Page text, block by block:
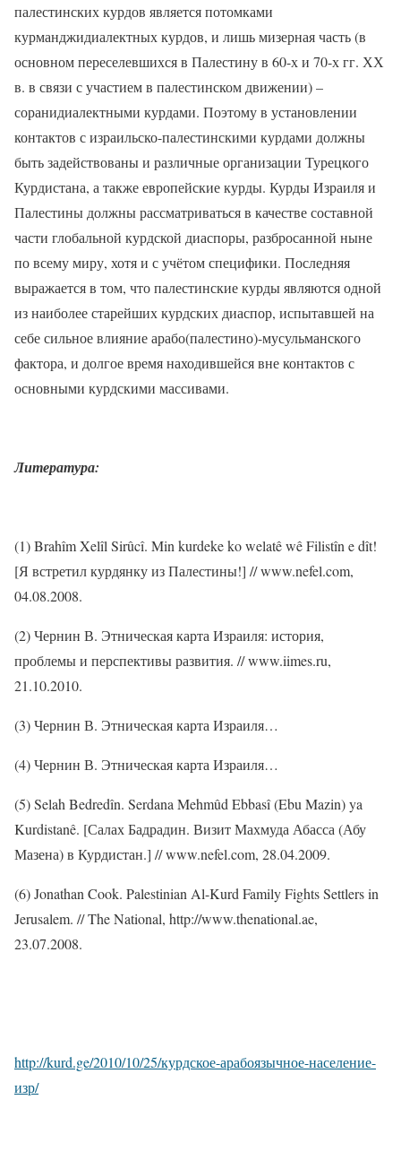
палестинских курдов является потомками
курманджидиалектных курдов, и лишь мизерная часть (в
основном переселевшихся в Палестину в 60-х и 70-х гг. ХХ
в. в связи с участием в палестинском движении) –
соранидиалектными курдами. Поэтому в установлении
контактов с израильско-палестинскими курдами должны
быть задействованы и различные организации Турецкого
Курдистана, а также европейские курды. Курды Израиля и
Палестины должны рассматриваться в качестве составной
части глобальной курдской диаспоры, разбросанной ныне
по всему миру, хотя и с учётом специфики. Последняя
выражается в том, что палестинские курды являются одной
из наиболее старейших курдских диаспор, испытавшей на
себе сильное влияние арабо(палестино)-мусульманского
фактора, и долгое время находившейся вне контактов с
основными курдскими массивами.
Литература:
(1) Brahîm Xelîl Sirûcî. Min kurdeke ko welatê wê Filistîn e dît!
[Я встретил курдянку из Палестины!] // www.nefel.com,
04.08.2008.
(2) Чернин В. Этническая карта Израиля: история,
проблемы и перспективы развития. // www.iimes.ru,
21.10.2010.
(3) Чернин В. Этническая карта Израиля…
(4) Чернин В. Этническая карта Израиля…
(5) Selah Bedredîn. Serdana Mehmûd Ebbasî (Ebu Mazin) ya
Kurdistanê. [Салах Бадрадин. Визит Махмуда Абасса (Абу
Мазена) в Курдистан.] // www.nefel.com, 28.04.2009.
(6) Jonathan Cook. Palestinian Al-Kurd Family Fights Settlers in
Jerusalem. // The National, http://www.thenational.ae,
23.07.2008.
http://kurd.ge/2010/10/25/курдское-арабоязычное-население-
изр/